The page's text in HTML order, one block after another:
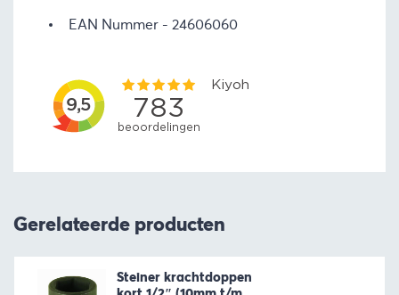
EAN Nummer 24606060
Gerelateerde producten
Steiner krachtdoppen